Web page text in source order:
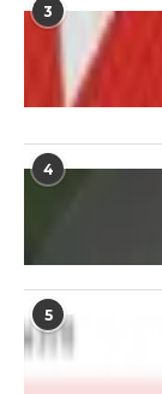
3
4
5